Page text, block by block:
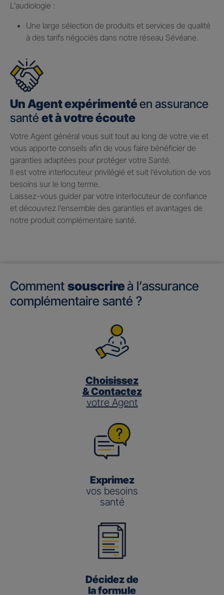
L’audiologie :
Une large sélection de produits et services de qualité
à des tarifs négociés dans notre réseau Sévéane.
Un Agent expérimentéen assurance
santé et à votre écoute
Votre Agent général vous suit tout au long de votre vie et
vous apporte conseils afin de vous faire bénéficier de
garanties adaptées pour protéger votre Santé.​
Il est votre interlocuteur privilégié et suit l’évolution de vos
besoins sur le long terme.​
Laissez-vous guider par votre interlocuteur de confiance
et découvrez l’ensemble des garanties et avantages de
notre produit complémentaire santé.
Comment souscrireà l’assurance
complémentaire santé ?
Choisissez
& Contactez
votre Agent
Exprimez
vos besoins
santé
Décidez de
la formule